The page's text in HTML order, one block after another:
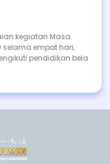
kegiatan Masa
selama empat hari,
pendidikan bela